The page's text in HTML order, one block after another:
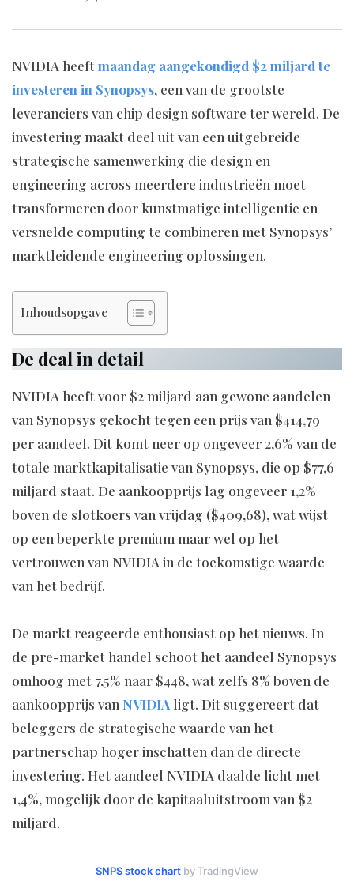
NVIDIA heeftmaandag aangekondigd $2 miljard te
investeren in Synopsys, een van de grootste
leveranciers van chip design software ter wereld. De
investering maakt deel uit van een uitgebreide
strategische samenwerking die design en
engineering across meerdere industrieën moet
transformeren door kunstmatige intelligentie en
versnelde computing te combineren met Synopsys’
marktleidende engineering oplossingen.
Inhoudsopgave
De deal in detail
NVIDIA heeft voor $2 miljard aan gewone aandelen
van Synopsys gekocht tegen een prijs van $414,79
per aandeel. Dit komt neer op ongeveer 2,6% van de
totale marktkapitalisatie van Synopsys, die op $77,6
miljard staat. De aankoopprijs lag ongeveer 1,2%
boven de slotkoers van vrijdag ($409,68), wat wijst
op een beperkte premium maar wel op het
vertrouwen van NVIDIA in de toekomstige waarde
van het bedrijf.
De markt reageerde enthousiast op het nieuws. In
de pre-market handel schoot het aandeel Synopsys
omhoog met 7,5% naar $448, wat zelfs 8% boven de
aankoopprijs van NVIDIA ligt. Dit suggereert dat
beleggers de strategische waarde van het
partnerschap hoger inschatten dan de directe
investering. Het aandeel NVIDIA daalde licht met
1,4%, mogelijk door de kapitaaluitstroom van $2
miljard.
SNPS stock chart by TradingView